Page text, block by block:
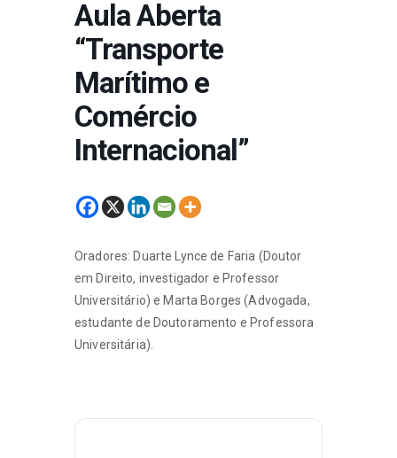
Aula Aberta
“Transporte
Marítimo e
Comércio
Internacional”
Oradores: Duarte Lynce de Faria (Doutor
em Direito, investigador e Professor
Universitário) e Marta Borges (Advogada,
estudante de Doutoramento e Professora
Universitária).